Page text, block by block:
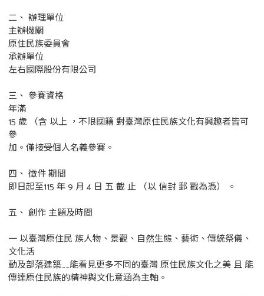
二、 辦理單位
主辦機關
原住民族委員會
承辦單位
左右國際股份有限公司
三、 參賽資格
年滿
15 歲 （含 以上 ，不限國籍 對臺灣原住民族文化有興趣者皆可
參
加。僅接受個人名義參賽。
四、 徵件 期間
即日起至115 年 9 月 4 日 五 截 止 （以 信封 郵 戳為憑） 。
五、 創作 主題及時間
一 以臺灣原住民 族人物、景觀、自然生態、藝術、傳統祭儀、
文化活
動及部落建築……能看見更多不同的臺灣 原住民族文化之美 且 能
傳達原住民族的精神與文化意涵為主軸。